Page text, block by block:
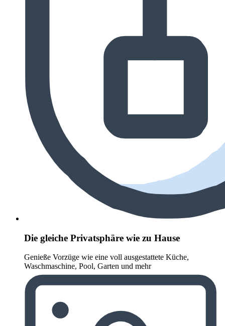
Die gleiche Privatsphäre wie zu Hause
Genieße Vorzüge wie eine voll ausgestattete Küche,
Waschmaschine, Pool, Garten und mehr